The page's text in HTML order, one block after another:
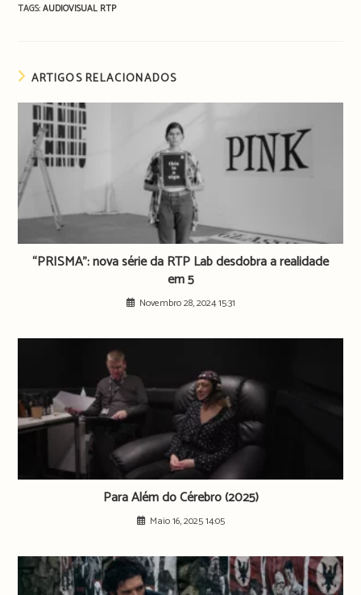
TAGS:AUDIOVISUAL RTP
ARTIGOS RELACIONADOS
“PRISMA”: nova série da RTP Lab desdobra a realidade
em 5
Novembro 28, 2024 15:31
Para Além do Cérebro (2025)
Maio 16, 2025 14:05